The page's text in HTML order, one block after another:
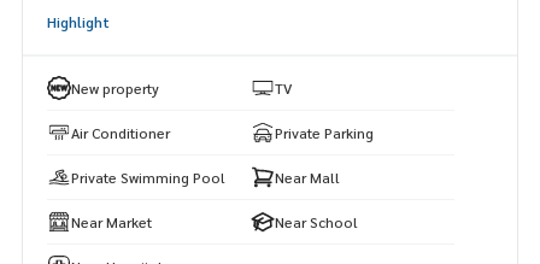
✨ Function รองรับทุกไลฟ์สไตล์ระดับบน
✅ 6 ห้องน้ำ
✅ 1 Living Room Double Space สูง 6.5 เมตร
✅ 1 ห้องทานข้าว
✅ ห้องแม่บ้าน + ห้องน้ำ
✅ ห้องซักรีด & ห้องเก็บของ
✅ ที่จอดรถ 4 คัน
✅ สระว่ายน้ำส่วนตัวขนาด 4x10 ม. พร้อมพื้นที่พักผ่อน Outdoor
Highlight
New property TV
Air Conditioner Private Parking
Private Swimming Pool Near Mall
Near Market Near School